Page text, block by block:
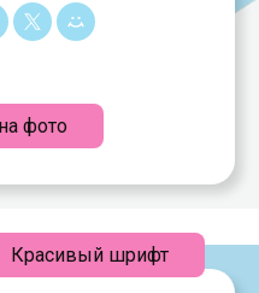
фото
Красивый шрифт